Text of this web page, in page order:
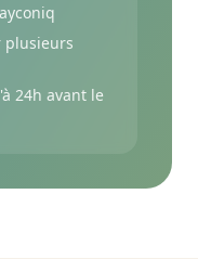
plusieurs
24h avant le